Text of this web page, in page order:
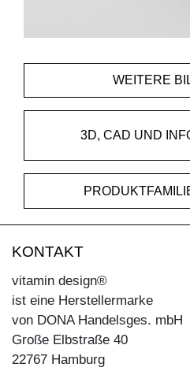
WEITERE
3D, CAD UND
KONTAKT
vitamin design®
ist eine Herstellermarke
von DONA Handelsges. mbH
Große Elbstraße 40
22767 Hamburg